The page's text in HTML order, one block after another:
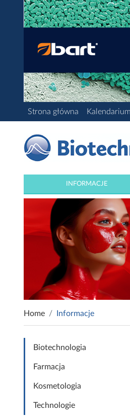
Strona główna Kalendarium
INFORMACJE
Home Informacje
Biotechnologia
Farmacja
Kosmetologia
Technologie